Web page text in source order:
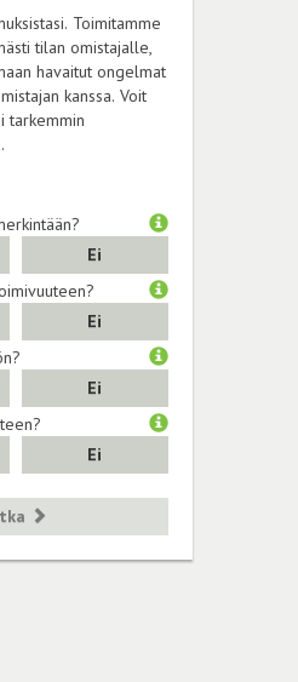
Toimitamme
tilan omistajalle,
kanssa. Voit
tarkemmin
Ei
Ei
Ei
Ei